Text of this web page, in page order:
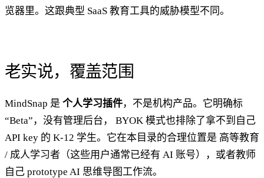
览器里。这跟典型 SaaS 教育工具的威胁模型不同。
老实说，覆盖范围
MindSnap 是 个人学习插件，不是机构产品。它明确标
“Beta”，没有管理后台， BYOK 模式也排除了拿不到自己
API key 的 K-12 学生。它在本目录的合理位置是 高等教育
/ 成人学习者（这些用户通常已经有 AI 账号），或者教师
自己 prototype AI 思维导图工作流。